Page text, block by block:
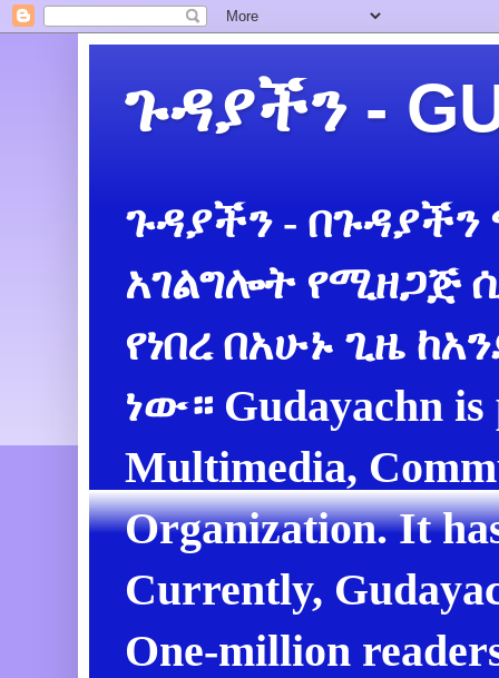
ጉዳያችን -
ጉዳያችን -
አገልግሎት የሚዘጋጅ
የነበረ በአሁኑ ጊዜ
ነው። Gudayachn is
Multimedia,
Organization. It
Currently,
One-million